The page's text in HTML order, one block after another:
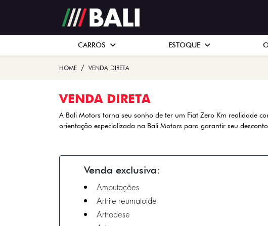
CARROS ESTOQUE
HOME VENDA DIRETA
VENDA DIRETA
A Bali Motors torna seu sonho de ter um Fiat Zero Km realidade
orientação especializada na Bali Motors para garantir seu
Venda exclusiva:
Amputações
Artrite reumatoide
Artrodese